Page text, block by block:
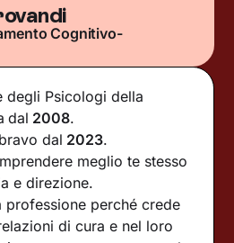
Cognitivo-
degli Psicologi della
dal 2008.
dal 2023.
meglio te stesso
e direzione.
professione perché crede
di cura e nel loro